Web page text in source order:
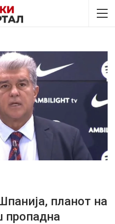
планот на
пропадна